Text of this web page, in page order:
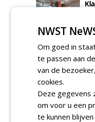
t/
NWST
Om goed in
te passen aan
van de
cookies.
Deze gegevens
om voor u een
te kunnen